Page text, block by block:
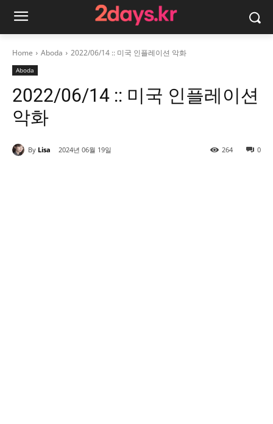
Home Aboda 2022/06/14 :: 미국 인플레이션 악화
Aboda
2022/06/14 :: 미국 인플레이션
악화
By Lisa 2024년 06월 19일 0
264